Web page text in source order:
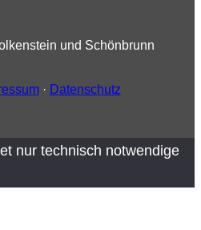
und Schönbrunn
· Datenschutz
nur technisch notwendige